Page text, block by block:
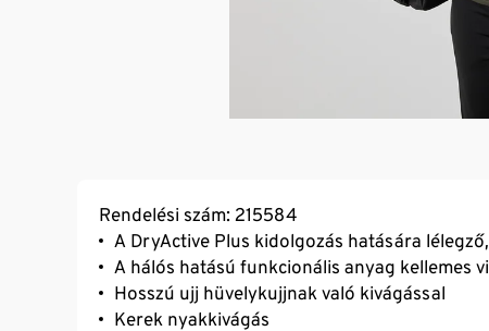
Rendelési szám: 215584
A DryActive Plus kidolgozás hatására
A hálós hatású funkcionális anyag kellemes
Hosszú ujj hüvelykujjnak való kivágással
Kerek nyakkivágás